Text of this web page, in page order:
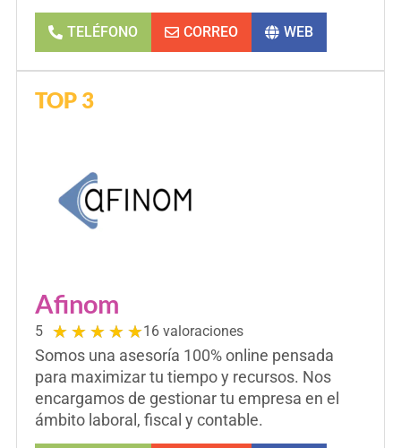
TELÉFONO CORREO WEB
TOP 3
Afinom
5 ★ ★ ★ ★ ★16 valoraciones
Somos una asesoría 100% online pensada
para maximizar tu tiempo y recursos. Nos
encargamos de gestionar tu empresa en el
ámbito laboral, fiscal y contable.